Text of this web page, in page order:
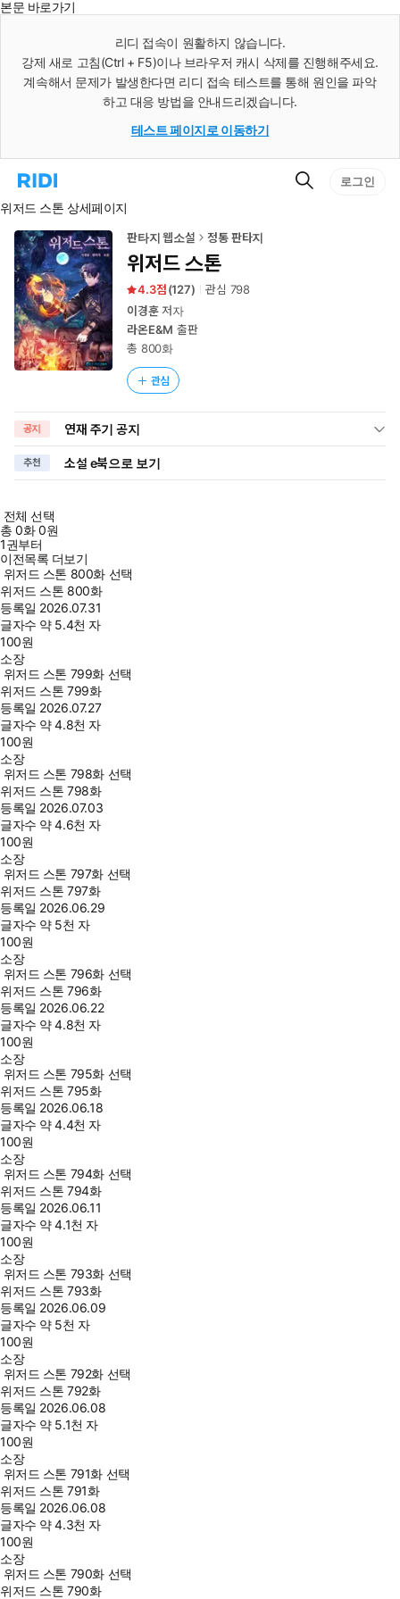
본문 바로가기
리디 접속이 원활하지 않습니다.
강제 새로 고침(Ctrl + F5)이나 브라우저 캐시 삭제를 진행해주세요.
계속해서 문제가 발생한다면 리디 접속 테스트를 통해 원인을 파악
하고 대응 방법을 안내드리겠습니다.
테스트 페이지로 이동하기
리
홈
로
이
동
검
로그인
위저드 스톤 상세페이지
판타지 웹소설 정통 판타지
위저드 스톤
4.3 (127) 관심 798
이경훈저자
라온E&M 출판
총 800화
관심
공지 연재 주기 공지
추천 소설 e북으로 보기
전체 선택
총0화0원
1권부터
이전목록 더보기
위저드 스톤 800화 선택
위저드 스톤 800화
등록일 2026.07.31
글자수 약 5.4천 자
100원
소장
위저드 스톤 799화 선택
위저드 스톤 799화
등록일 2026.07.27
글자수 약 4.8천 자
100원
소장
위저드 스톤 798화 선택
위저드 스톤 798화
등록일 2026.07.03
글자수 약 4.6천 자
100원
소장
위저드 스톤 797화 선택
위저드 스톤 797화
등록일 2026.06.29
글자수 약 5천 자
100원
소장
위저드 스톤 796화 선택
위저드 스톤 796화
등록일 2026.06.22
글자수 약 4.8천 자
100원
소장
위저드 스톤 795화 선택
위저드 스톤 795화
등록일 2026.06.18
글자수 약 4.4천 자
100원
소장
위저드 스톤 794화 선택
위저드 스톤 794화
등록일 2026.06.11
글자수 약 4.1천 자
100원
소장
위저드 스톤 793화 선택
위저드 스톤 793화
등록일 2026.06.09
글자수 약 5천 자
100원
소장
위저드 스톤 792화 선택
위저드 스톤 792화
등록일 2026.06.08
글자수 약 5.1천 자
100원
소장
위저드 스톤 791화 선택
위저드 스톤 791화
등록일 2026.06.08
글자수 약 4.3천 자
100원
소장
위저드 스톤 790화 선택
위저드 스톤 790화